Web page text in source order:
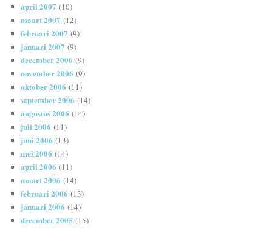
april 2007 (10)
maart 2007 (12)
februari 2007 (9)
januari 2007 (9)
december 2006 (9)
november 2006 (9)
oktober 2006 (11)
september 2006 (14)
augustus 2006 (14)
juli 2006 (11)
juni 2006 (13)
mei 2006 (14)
april 2006 (11)
maart 2006 (14)
februari 2006 (13)
januari 2006 (14)
december 2005 (15)